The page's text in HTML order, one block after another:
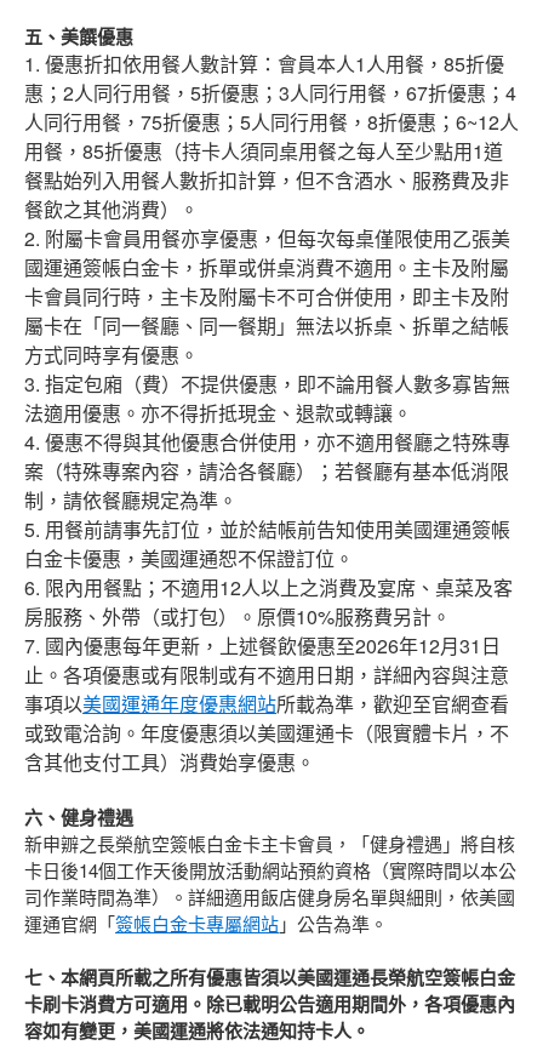
五、美饌優惠
1. 優惠折扣依用餐人數計算：會員本人1人用餐，85折優
惠；2人同行用餐，5折優惠；3人同行用餐，67折優惠；4
人同行用餐，75折優惠；5人同行用餐，8折優惠；6~12人
用餐，85折優惠（持卡人須同桌用餐之每人至少點用1道
餐點始列入用餐人數折扣計算，但不含酒水、服務費及非
餐飲之其他消費）。
2. 附屬卡會員用餐亦享優惠，但每次每桌僅限使用乙張美
國運通簽帳白金卡，拆單或併桌消費不適用。主卡及附屬
卡會員同行時，主卡及附屬卡不可合併使用，即主卡及附
屬卡在「同一餐廳、同一餐期」無法以拆桌、拆單之結帳
方式同時享有優惠。
3. 指定包廂（費）不提供優惠，即不論用餐人數多寡皆無
法適用優惠。亦不得折抵現金、退款或轉讓。
4. 優惠不得與其他優惠合併使用，亦不適用餐廳之特殊專
案（特殊專案內容，請洽各餐廳）；若餐廳有基本低消限
制，請依餐廳規定為準。
5. 用餐前請事先訂位，並於結帳前告知使用美國運通簽帳
白金卡優惠，美國運通恕不保證訂位。
6. 限內用餐點；不適用12人以上之消費及宴席、桌菜及客
房服務、外帶（或打包）。原價10%服務費另計。
7. 國內優惠每年更新，上述餐飲優惠至2026年12月31日
止。各項優惠或有限制或有不適用日期，詳細內容與注意
事項以美國運通年度優惠網站所載為準，歡迎至官網查看
或致電洽詢。年度優惠須以美國運通卡（限實體卡片，不
含其他支付工具）消費始享優惠。
六、健身禮遇
新申辧之長榮航空簽帳白金卡主卡會員，「健身禮遇」將自核
卡日後14個工作天後開放活動網站預約資格（實際時間以本公
司作業時間為準）。詳細適用飯店健身房名單與細則，依美國
運通官網「簽帳白金卡專屬網站」公告為準。
七、本網頁所載之所有優惠皆須以美國運通長榮航空簽帳白金
卡刷卡消費方可適用。除已載明公告適用期間外，各項優惠內
容如有變更，美國運通將依法通知持卡人。